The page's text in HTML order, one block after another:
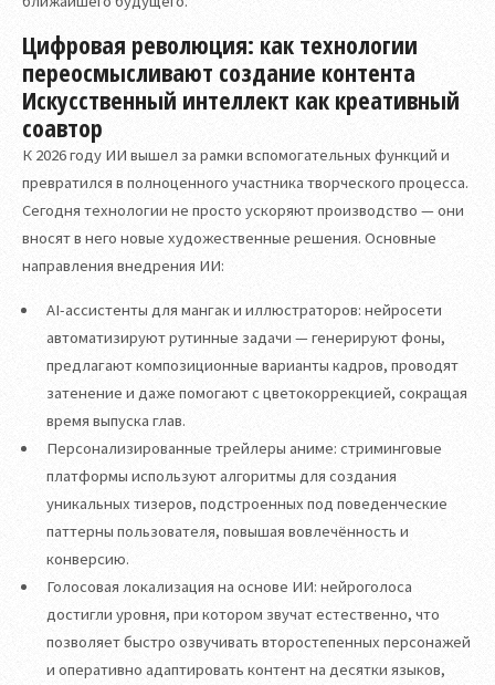
Цифровая революция: как технологии
переосмысливают создание контента
Искусственный интеллект как креативный
соавтор
К 2026 году ИИ вышел за рамки вспомогательных функций и
превратился в полноценного участника творческого процесса.
Сегодня технологии не просто ускоряют производство — они
вносят в него новые художественные решения. Основные
направления внедрения ИИ:
AI-ассистенты для мангак и иллюстраторов: нейросети
автоматизируют рутинные задачи — генерируют фоны,
предлагают композиционные варианты кадров, проводят
затенение и даже помогают с цветокоррекцией, сокращая
время выпуска глав.
Персонализированные трейлеры аниме: стриминговые
платформы используют алгоритмы для создания
уникальных тизеров, подстроенных под поведенческие
паттерны пользователя, повышая вовлечённость и
конверсию.
Голосовая локализация на основе ИИ: нейроголоса
достигли уровня, при котором звучат естественно, что
позволяет быстро озвучивать второстепенных персонажей
и оперативно адаптировать контент на десятки языков,